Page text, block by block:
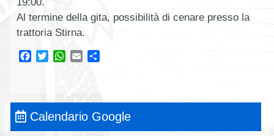
Al termine della gita, possibilità di cenare presso la
trattoria Stirna.
Facebook
TwitterWhatsApp
Email
Calendario Google